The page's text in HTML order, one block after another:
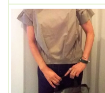
住（多分）のオサレなファッシ
ョンインスタグラマー様のお写
真を見ていて、ダメージデニ...